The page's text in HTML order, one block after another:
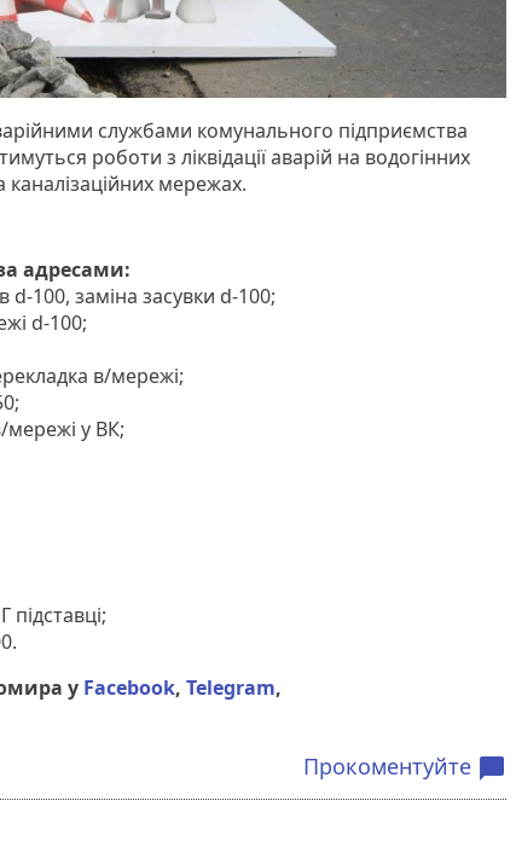
службами комунального підприємства
роботи з ліквідації аварій на водогінних
мережах.
адресами:
d-100, заміна засувки d-100;
d-100;
в/мережі;
мережі у ВК;
у Facebook,Telegram,
Прокоментуйте chat_bubble